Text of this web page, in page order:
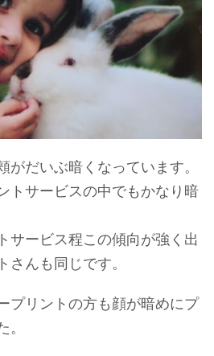
がだいぶ暗くなっています。
トサービスの中でもかなり暗
サービス程この傾向が強く出
さんも同じです。
プリントの方も顔が暗めにプ
。